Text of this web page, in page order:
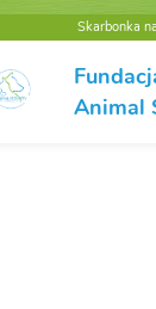
Skarbonka
Animal